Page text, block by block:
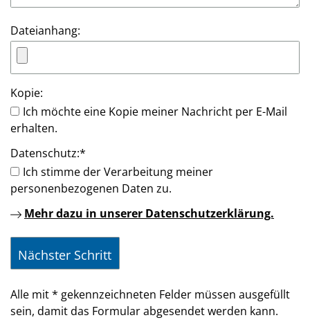
Dateianhang:
Kopie:
Ich möchte eine Kopie meiner Nachricht per E-Mail
erhalten.
Datenschutz:*
Ich stimme der Verarbeitung meiner
personenbezogenen Daten zu.
Mehr dazu in unserer Datenschutzerklärung.
Alle mit* gekennzeichneten Felder müssen ausgefüllt
sein, damit das Formular abgesendet werden kann.